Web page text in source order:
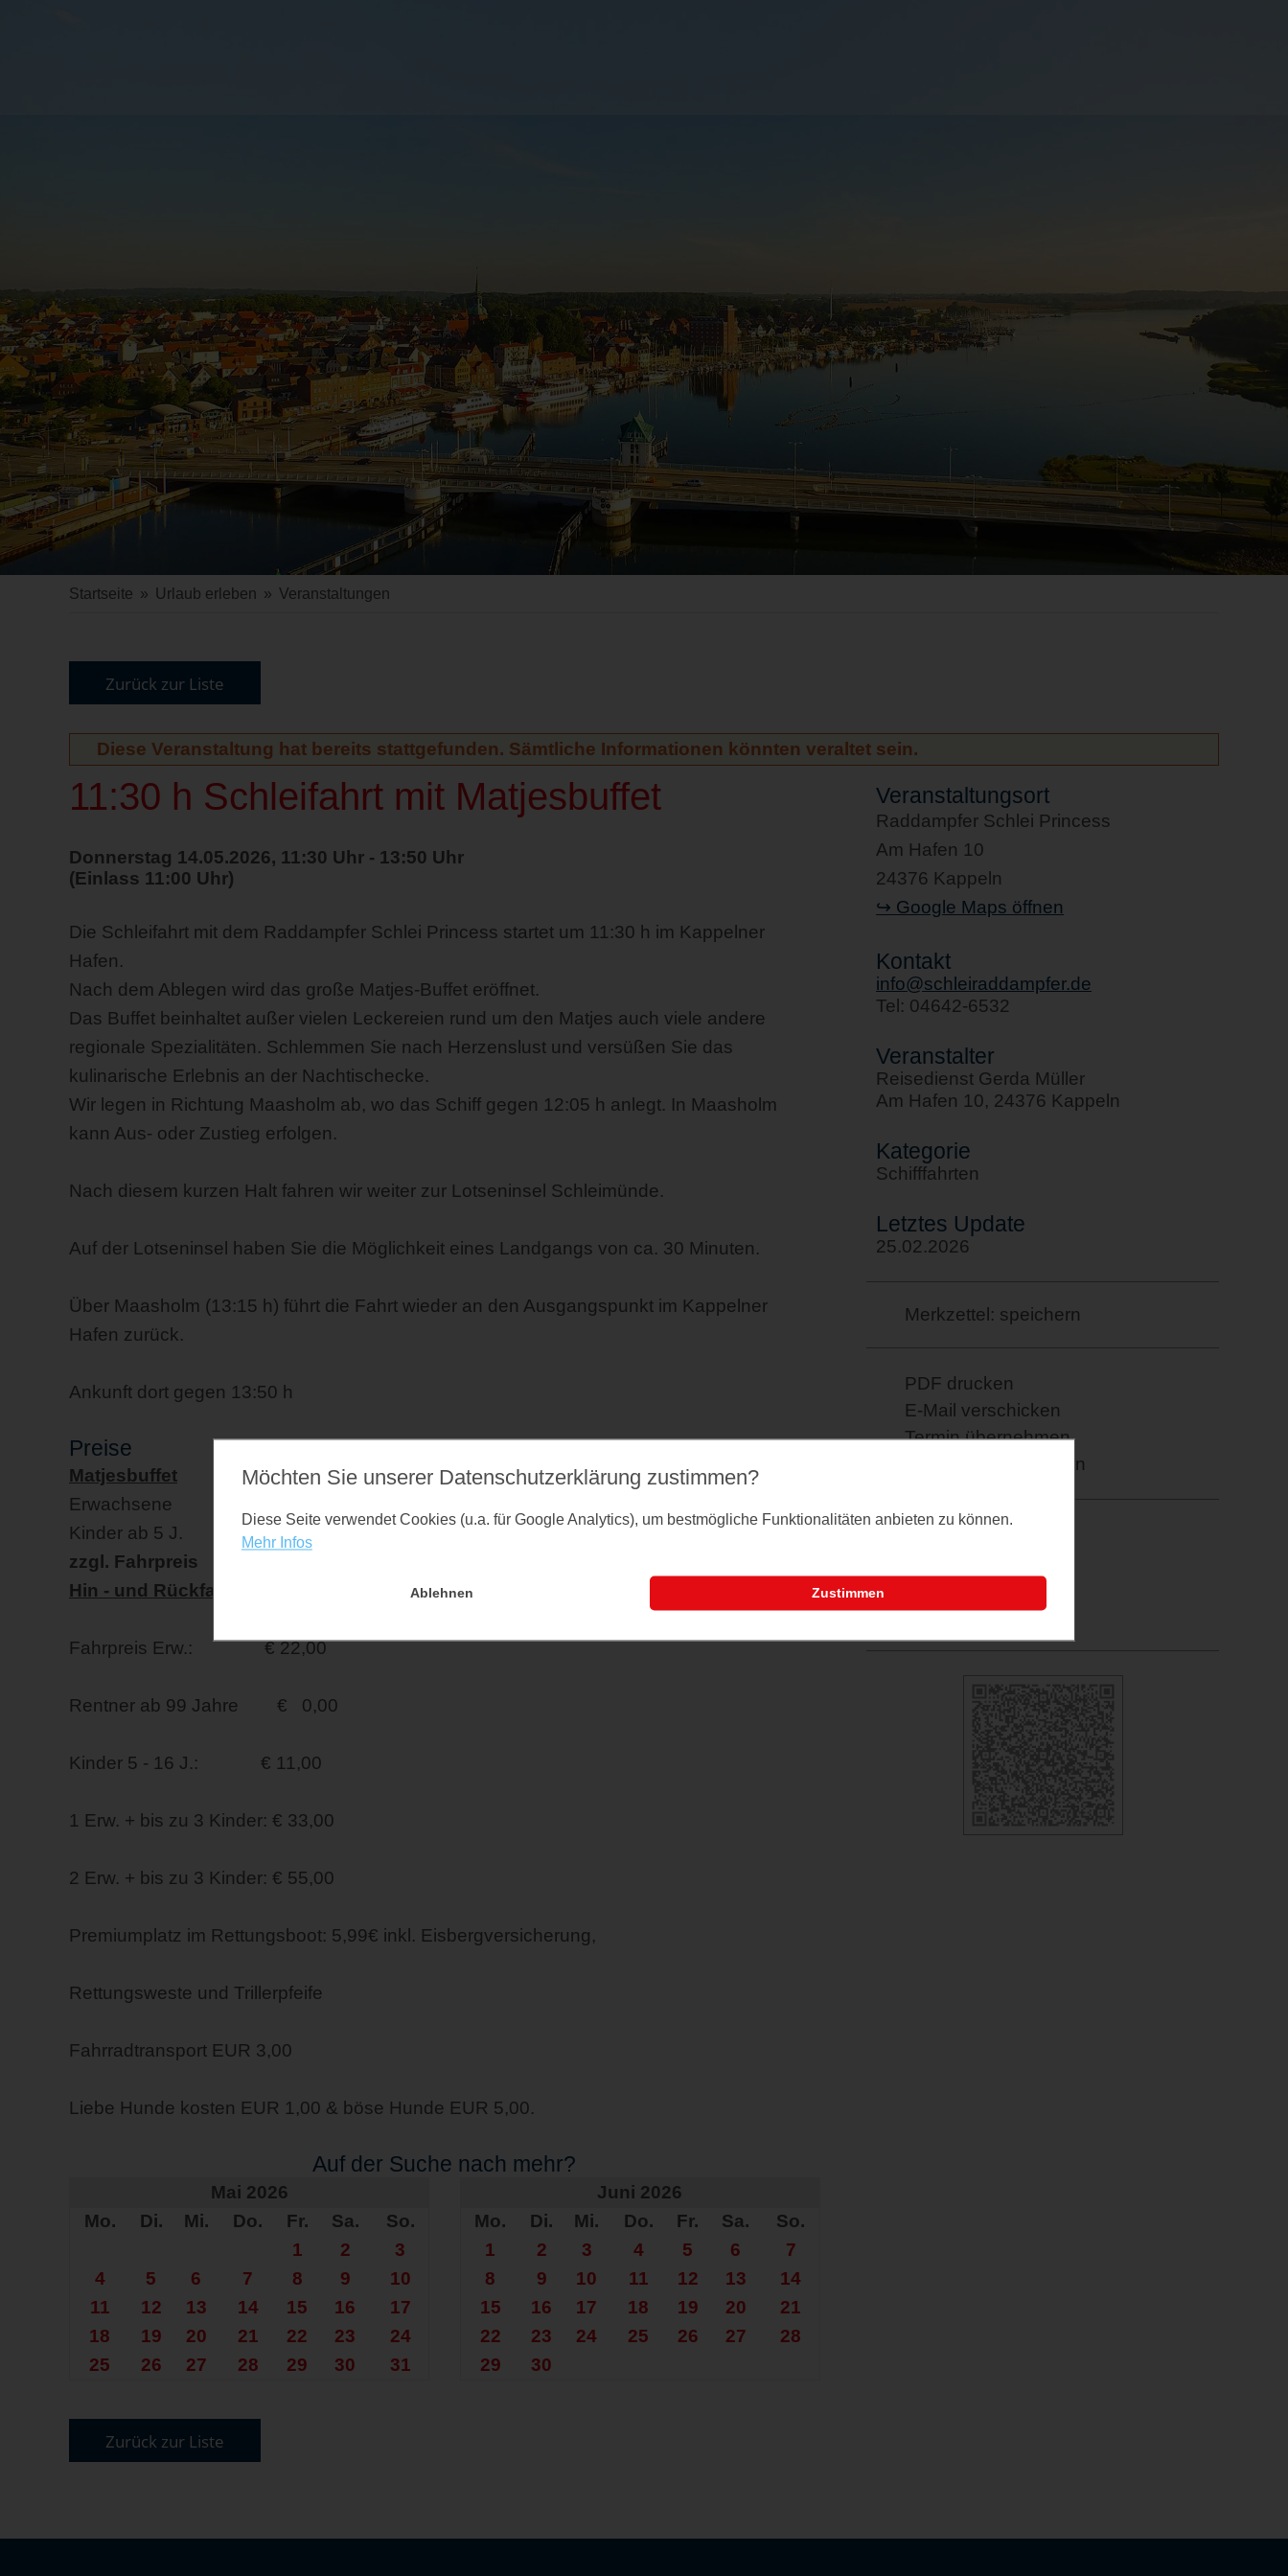
Startseite » Urlaub erleben » Veranstaltungen
Zurück zur Liste
Diese Veranstaltung hat bereits stattgefunden. Sämtliche Informationen könnten veraltet sein.
11:30 h Schleifahrt mit Matjesbuffet
Donnerstag 14.05.2026, 11:30 Uhr - 13:50 Uhr
(Einlass 11:00 Uhr)
Die Schleifahrt mit dem Raddampfer Schlei Princess startet um 11:30 h im Kappelner
Hafen.
Nach dem Ablegen wird das große Matjes-Buffet eröffnet.
Das Buffet beinhaltet außer vielen Leckereien rund um den Matjes auch viele andere
regionale Spezialitäten. Schlemmen Sie nach Herzenslust und versüßen Sie das
kulinarische Erlebnis an der Nachtischecke.
Wir legen in Richtung Maasholm ab, wo das Schiff gegen 12:05 h anlegt. In Maasholm
kann Aus- oder Zustieg erfolgen.
Nach diesem kurzen Halt fahren wir weiter zur Lotseninsel Schleimünde.
Auf der Lotseninsel haben Sie die Möglichkeit eines Landgangs von ca. 30 Minuten.
Über Maasholm (13:15 h) führt die Fahrt wieder an den Ausgangspunkt im Kappelner
Hafen zurück.
Ankunft dort gegen 13:50 h
Preise
Matjesbuffet
Erwachsene € 26,00
Kinder ab 5 J. € 1,50 pro Lebensjahr
zzgl. Fahrpreis
Hin - und Rückfahrt
Fahrpreis Erw.: € 22,00
Rentner ab 99 Jahre € 0,00
Kinder 5 - 16 J.: € 11,00
1 Erw. + bis zu 3 Kinder: € 33,00
2 Erw. + bis zu 3 Kinder: € 55,00
Premiumplatz im Rettungsboot: 5,99€ inkl. Eisbergversicherung,
Rettungsweste und Trillerpfeife
Fahrradtransport EUR 3,00
Liebe Hunde kosten EUR 1,00 & böse Hunde EUR 5,00.
Auf der Suche nach mehr?
Mai 2026
Mo.
Di. Mi. Do. Fr. Sa.
So.
1
2
3
4
5 6 7 8 9
10
11
12 13 14 15 16
17
18
19 20 21 22 23
24
25
26 27 28 29 30 31
Juni 2026
Mo.
Di. Mi. Do. Fr. Sa.
So.
1
2 3 4 5 6
7
8
9 10 11 12 13
14
15
16 17 18 19 20
21
22
23 24 25 26 27
28
29
30
Veranstaltungsort
Raddampfer Schlei Princess
Am Hafen 10
24376 Kappeln
↪ Google Maps öffnen
Kontakt
info@schleiraddampfer.de
Tel: 04642-6532
Veranstalter
Reisedienst Gerda Müller
Am Hafen 10, 24376 Kappeln
Kategorie
Schifffahrten
Letztes Update
25.02.2026
Merkzettel: speichern
PDF drucken
E-Mail verschicken
Termin übernehmen
Weitere Informationen
XING
Zurück zur Liste
Möchten Sie unserer Datenschutz­erklärung zustimmen?
Diese Seite verwendet Cookies (u.a. für Google Analytics), um bestmögliche Funktionalitäten anbieten zu können.
Mehr Infos
Ablehnen Zustimmen